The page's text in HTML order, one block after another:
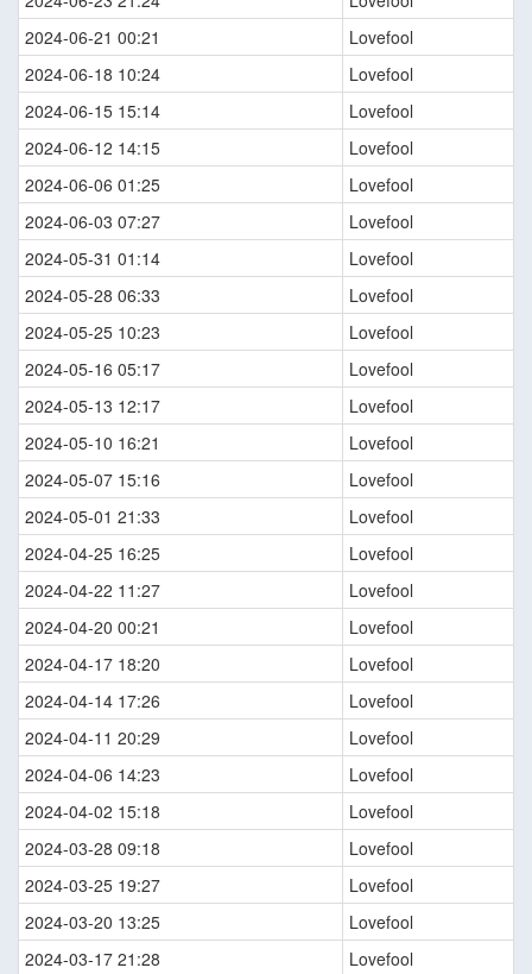
2024-06-21 00:21
Lovefool
2024-06-18 10:24
Lovefool
2024-06-15 15:14
Lovefool
2024-06-12 14:15
Lovefool
2024-06-06 01:25
Lovefool
2024-06-03 07:27
Lovefool
2024-05-31 01:14
Lovefool
2024-05-28 06:33
Lovefool
2024-05-25 10:23
Lovefool
2024-05-16 05:17
Lovefool
2024-05-13 12:17
Lovefool
2024-05-10 16:21
Lovefool
2024-05-07 15:16
Lovefool
2024-05-01 21:33
Lovefool
2024-04-25 16:25
Lovefool
2024-04-22 11:27
Lovefool
2024-04-20 00:21
Lovefool
2024-04-17 18:20
Lovefool
2024-04-14 17:26
Lovefool
2024-04-11 20:29
Lovefool
2024-04-06 14:23
Lovefool
2024-04-02 15:18
Lovefool
2024-03-28 09:18
Lovefool
2024-03-25 19:27
Lovefool
2024-03-20 13:25
Lovefool
2024-03-17 21:28
Lovefool